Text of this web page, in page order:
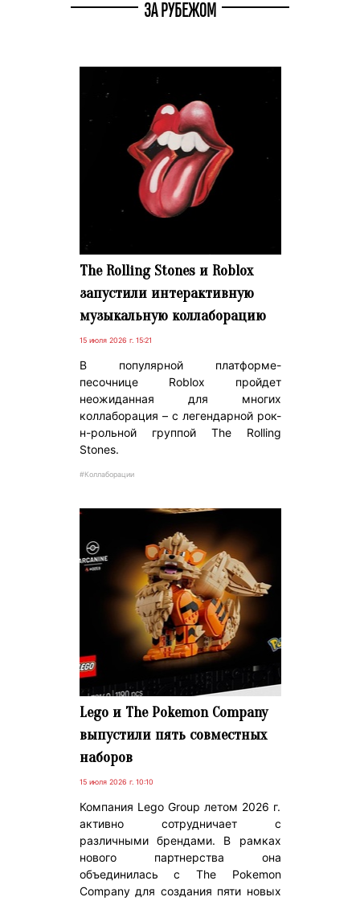
ЗА РУБЕЖОМ
The Rolling Stones и Roblox
запустили интерактивную
музыкальную коллаборацию
15 июля 2026 г. 15:21
В популярной платформе-
песочнице Roblox пройдет
неожиданная для многих
коллаборация – с легендарной рок-
н-рольной группой The Rolling
Stones.
#Коллаборации
Lego и The Pokemon Company
выпустили пять совместных
наборов
15 июля 2026 г. 10:10
Компания Lego Group летом 2026 г.
активно сотрудничает с
различными брендами. В рамках
нового партнерства она
объединилась с The Pokemon
Company для создания пяти новых